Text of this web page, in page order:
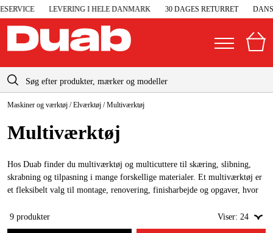
LEVERING I HELE DANMARK 30 DAGES RETURRET
Danmark
Sverige
Suomi
Norge
Deutschland
Elgeneratorer og nødstrøm
Trykluft
Højtryksrensere
Maskiner og værktøj
info-dk@duab.eu
Maskiner og værktøj /Elværktøj /Multiværktøj
Multi­værktøj
Hos Duab finder du multiværktøj og multicuttere til skæring, slibning,
skrabning og tilpasning i mange forskellige materialer. Et multiværktøj er
et fleksibelt valg til montage, renovering, finisharbejde og opgaver, hvor
9 produkter Viser: 24